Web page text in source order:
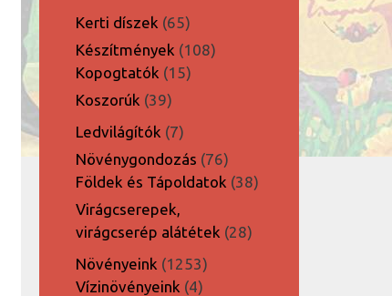
Kerti díszek 6565
termék
Készítmények 108108
Kopogtatók 1515
Koszorúk 3939
termék
Ledvilágítók 77
termék
Növénygondozás 7676
termék
Földek és Tápoldatok 3838
Virágcserepek,
virágcserép alátétek 2828
Növényeink 12531253
termék
Vízinövényeink 44